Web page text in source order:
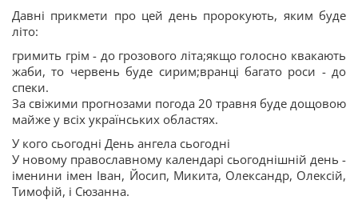
Давні прикмети про цей день пророкують, яким буде
літо:
гримить грім - до грозового літа;якщо голосно квакають
жаби, то червень буде сирим;вранці багато роси - до
спеки.
За свіжими прогнозами погода 20 травня буде дощовою
майже у всіх українських областях.
У кого сьогодні День ангела сьогодні
У новому православному календарі сьогоднішній день -
іменини імен Іван, Йосип, Микита, Олександр, Олексій,
Тимофій, і Сюзанна.